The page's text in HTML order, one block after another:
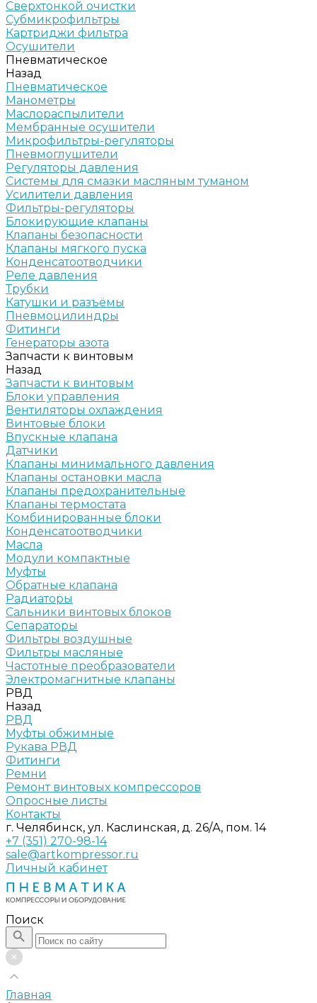
Сверхтонкой очистки
Субмикрофильтры
Картриджи фильтра
Осушители
Пневматическое
Назад
Пневматическое
Манометры
Маслораспылители
Мембранные осушители
Микрофильтры-регуляторы
Пневмоглушители
Регуляторы давления
Системы для смазки масляным туманом
Усилители давления
Фильтры-регуляторы
Блокирующие клапаны
Клапаны безопасности
Клапаны мягкого пуска
Конденсатоотводчики
Реле давления
Трубки
Катушки и разъёмы
Пневмоцилиндры
Фитинги
Генераторы азота
Запчасти к винтовым
Назад
Запчасти к винтовым
Блоки управления
Вентиляторы охлаждения
Винтовые блоки
Впускные клапана
Датчики
Клапаны минимального давления
Клапаны остановки масла
Клапаны предохранительные
Клапаны термостата
Комбинированные блоки
Конденсатоотводчики
Масла
Модули компактные
Муфты
Обратные клапана
Радиаторы
Сальники винтовых блоков
Сепараторы
Фильтры воздушные
Фильтры масляные
Частотные преобразователи
Электромагнитные клапаны
РВД
Назад
РВД
Муфты обжимные
Рукава РВД
Фитинги
Ремни
Ремонт винтовых компрессоров
Опросные листы
Контакты
г. Челябинск, ул. Каслинская, д. 26/А, пом. 14
+7 (351) 270-98-14
sale@artkompressor.ru
Личный кабинет
Поиск
Главная